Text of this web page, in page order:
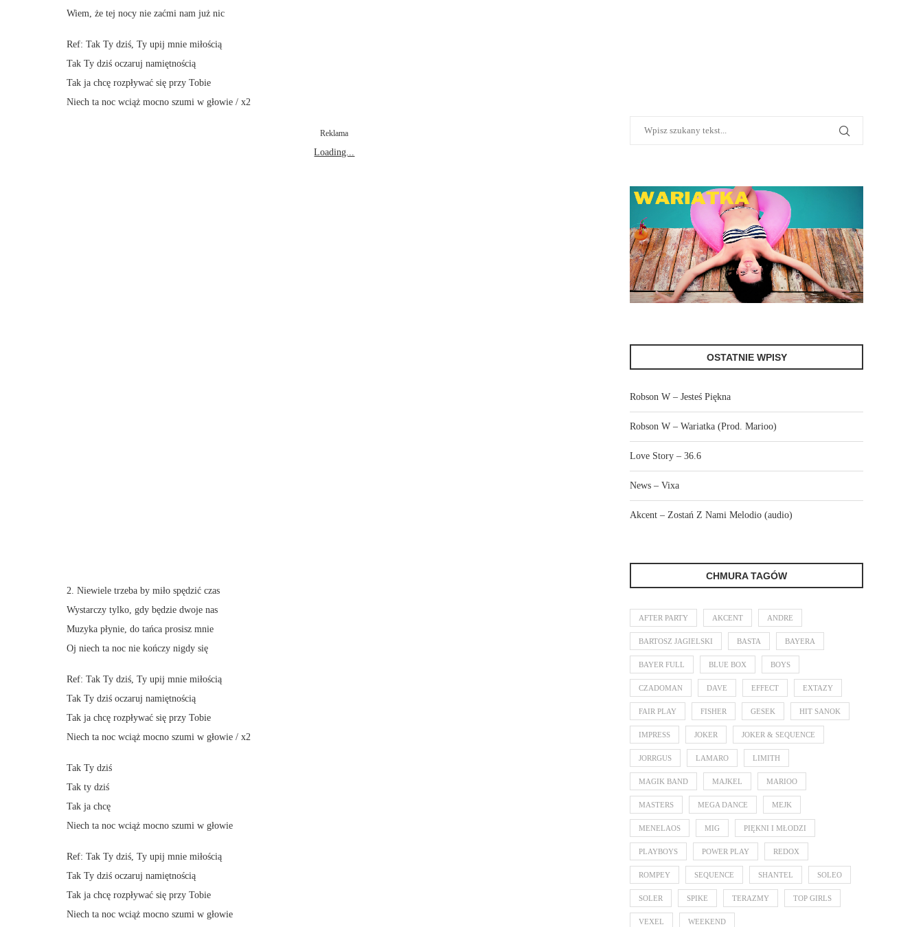
Wiem, że tej nocy nie zaćmi nam już nic
Ref: Tak Ty dziś, Ty upij mnie miłością
Tak Ty dziś oczaruj namiętnością
Tak ja chcę rozpływać się przy Tobie
Niech ta noc wciąż mocno szumi w głowie / x2
Reklama
Loading...
2. Niewiele trzeba by miło spędzić czas
Wystarczy tylko, gdy będzie dwoje nas
Muzyka płynie, do tańca prosisz mnie
Oj niech ta noc nie kończy nigdy się
Ref: Tak Ty dziś, Ty upij mnie miłością
Tak Ty dziś oczaruj namiętnością
Tak ja chcę rozpływać się przy Tobie
Niech ta noc wciąż mocno szumi w głowie / x2
Tak Ty dziś
Tak ty dziś
Tak ja chcę
Niech ta noc wciąż mocno szumi w głowie
Ref: Tak Ty dziś, Ty upij mnie miłością
Tak Ty dziś oczaruj namiętnością
Tak ja chcę rozpływać się przy Tobie
Niech ta noc wciąż mocno szumi w głowie
OSTATNIE WPISY
Robson W – Jesteś Piękna
Robson W – Wariatka (Prod. Marioo)
Love Story – 36.6
News – Vixa
Akcent – Zostań Z Nami Melodio (audio)
CHMURA TAGÓW
AFTER PARTY AKCENT ANDRE
BARTOSZ JAGIELSKI BASTA BAYERA
BAYER FULL BLUE BOX BOYS
CZADOMAN DAVE EFFECT EXTAZY
FAIR PLAY FISHER GESEK HIT SANOK
IMPRESS JOKER JOKER & SEQUENCE
JORRGUS LAMARO LIMITH
MAGIK BAND MAJKEL MARIOO
MASTERS MEGA DANCE MEJK
MENELAOS MIG PIĘKNI I MŁODZI
PLAYBOYS POWER PLAY REDOX
ROMPEY SEQUENCE SHANTEL SOLEO
SOLER SPIKE TERAZMY TOP GIRLS
VEXEL WEEKEND